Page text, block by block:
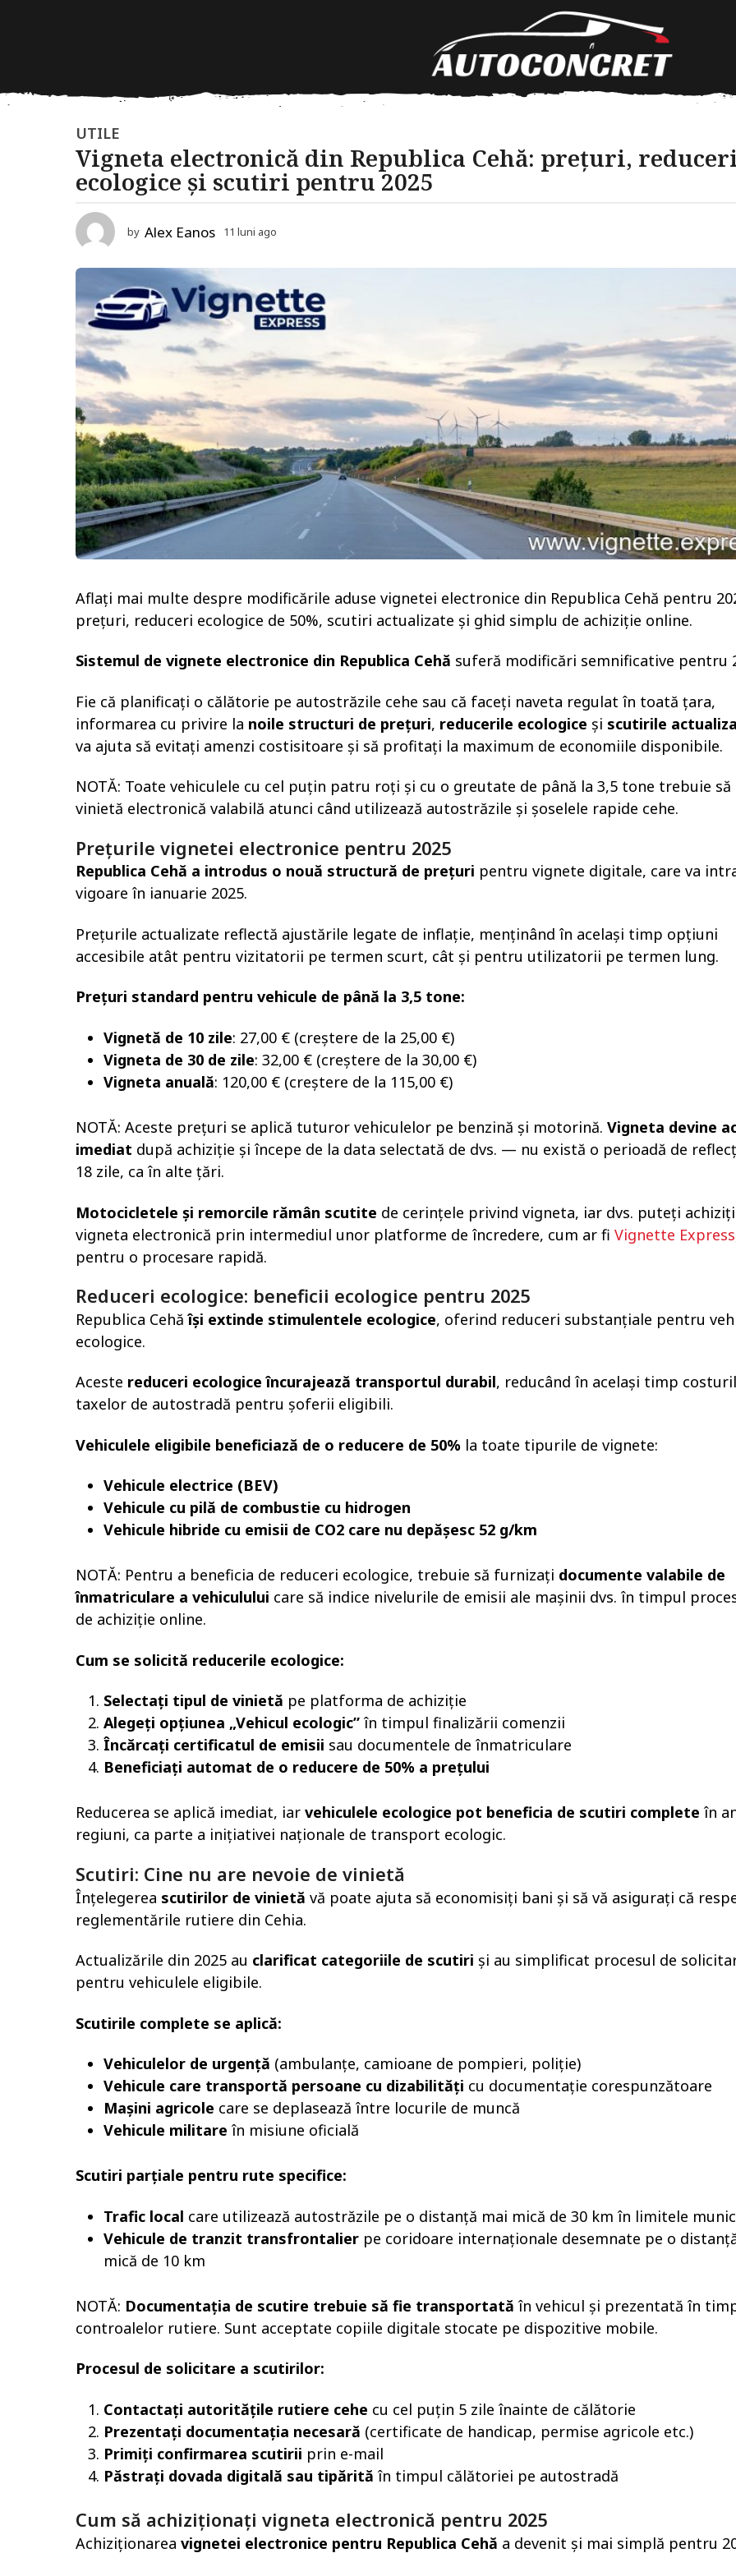
1
1
l
n
i
a
o
1
1
u
n
i
a
g
o
UTILE
Vigneta electronică din Republica Cehă: prețuri,
ecologice și scutiri pentru 2025
by Alex Eanos 11 luni ago
n
i
a
o
Aflați mai multe despre modificările aduse vignetei electronice din Republica Cehă pentru
prețuri, reduceri ecologice de 50%, scutiri actualizate și ghid simplu de achiziție online.
Sistemul de vignete electronice din Republica Cehă suferă modificări semnificative pentru
Fie că planificați o călătorie pe autostrăzile cehe sau că faceți naveta regulat în toată țara,
informarea cu privire la noile structuri de prețuri, reducerile ecologice și scutirile
va ajuta să evitați amenzi costisitoare și să profitați la maximum de economiile disponibile.
NOTĂ: Toate vehiculele cu cel puțin patru roți și cu o greutate de până la 3,5 tone trebuie să
vinietă electronică valabilă atunci când utilizează autostrăzile și șoselele rapide cehe.
Prețurile vignetei electronice pentru 2025
Republica Cehă a introdus o nouă structură de prețuri pentru vignete digitale, care va
vigoare în ianuarie 2025.
Prețurile actualizate reflectă ajustările legate de inflație, menținând în același timp opțiuni
accesibile atât pentru vizitatorii pe termen scurt, cât și pentru utilizatorii pe termen lung.
Prețuri standard pentru vehicule de până la 3,5 tone:
Vignetă de 10 zile: 27,00 € (creștere de la 25,00 €)
Vigneta de 30 de zile: 32,00 € (creștere de la 30,00 €)
Vigneta anuală: 120,00 € (creștere de la 115,00 €)
NOTĂ: Aceste prețuri se aplică tuturor vehiculelor pe benzină și motorină. Vigneta devine
imediat după achiziție și începe de la data selectată de dvs. — nu există o perioadă de
18 zile, ca în alte țări.
Motocicletele și remorcile rămân scutite de cerințele privind vigneta, iar dvs. puteți
vigneta electronică prin intermediul unor platforme de încredere, cum ar fi Vignette Express
pentru o procesare rapidă.
Reduceri ecologice: beneficii ecologice pentru 2025
Republica Cehăîși extinde stimulentele ecologice, oferind reduceri substanțiale pentru
ecologice.
Aceste reduceri ecologice încurajează transportul durabil, reducând în același timp
taxelor de autostradă pentru șoferii eligibili.
Vehiculele eligibile beneficiază de o reducere de 50% la toate tipurile de vignete:
Vehicule electrice (BEV)
Vehicule cu pilă de combustie cu hidrogen
Vehicule hibride cu emisii de CO2 care nu depășesc 52 g/km
NOTĂ: Pentru a beneficia de reduceri ecologice, trebuie să furnizați documente valabile de
înmatriculare a vehiculului care să indice nivelurile de emisii ale mașinii dvs. în timpul
de achiziție online.
Cum se solicită reducerile ecologice:
Selectați tipul de vinietă pe platforma de achiziție
Alegeți opțiunea „Vehicul ecologic”în timpul finalizării comenzii
Încărcați certificatul de emisii sau documentele de înmatriculare
Beneficiați automat de o reducere de 50% a prețului
Reducerea se aplică imediat, iar vehiculele ecologice pot beneficia de scutiri complete în
regiuni, ca parte a inițiativei naționale de transport ecologic.
Scutiri: Cine nu are nevoie de vinietă
Înțelegerea scutirilor de vinietă vă poate ajuta să economisiți bani și să vă asigurați că
reglementările rutiere din Cehia.
Actualizările din 2025 au clarificat categoriile de scutiri și au simplificat procesul de
pentru vehiculele eligibile.
Scutirile complete se aplică:
Vehiculelor de urgență (ambulanțe, camioane de pompieri, poliție)
Vehicule care transportă persoane cu dizabilități cu documentație corespunzătoare
Mașini agricole care se deplasează între locurile de muncă
Vehicule militare în misiune oficială
Scutiri parțiale pentru rute specifice:
Trafic local care utilizează autostrăzile pe o distanță mai mică de 30 km în limitele
Vehicule de tranzit transfrontalierpe coridoare internaționale desemnate pe o
mică de 10 km
NOTĂ: Documentația de scutire trebuie să fie transportată în vehicul și prezentată în
controalelor rutiere. Sunt acceptate copiile digitale stocate pe dispozitive mobile.
Procesul de solicitare a scutirilor:
Contactați autoritățile rutiere cehe cu cel puțin 5 zile înainte de călătorie
Prezentați documentația necesară (certificate de handicap, permise agricole etc.)
Primiți confirmarea scutirii prin e-mail
Păstrați dovada digitală sau tipărită în timpul călătoriei pe autostradă
Cum să achiziționați vigneta electronică pentru 2025
Achiziționarea vignetei electronice pentru Republica Cehă a devenit și mai simplă pentru